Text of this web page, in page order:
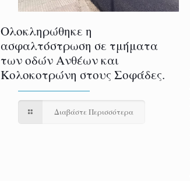
Ολοκληρώθηκε η
ασφαλτόστρωση σε τμήματα
των οδών Ανθέων και
Κολοκοτρώνη στους Σοφάδες.
Διαβάστε Περισσότερα